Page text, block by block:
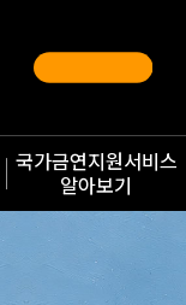
국가금연지원서비스
알아보기